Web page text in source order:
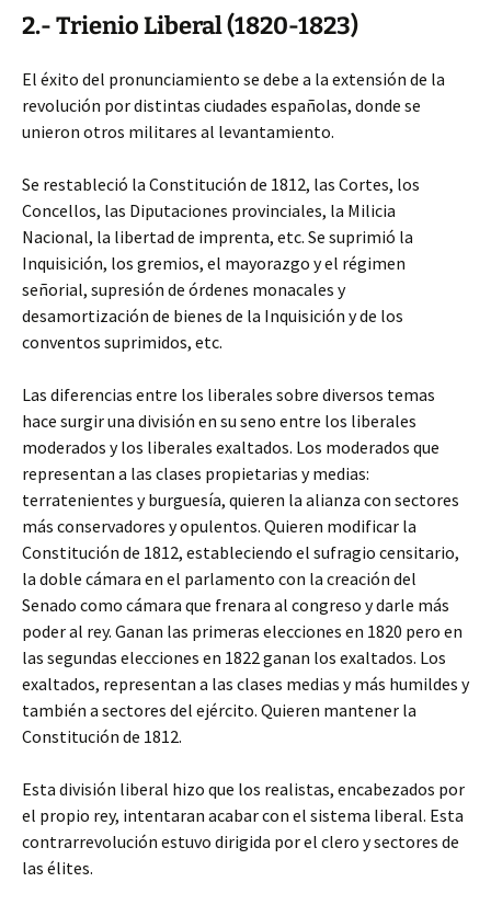
2.- Trienio Liberal (1820-1823)
El éxito del pronunciamiento se debe a la extensión de la
revolución por distintas ciudades españolas, donde se
unieron otros militares al levantamiento.
Se restableció la Constitución de 1812, las Cortes, los
Concellos, las Diputaciones provinciales, la Milicia
Nacional, la libertad de imprenta, etc. Se suprimió la
Inquisición, los gremios, el mayorazgo y el régimen
señorial, supresión de órdenes monacales y
desamortización de bienes de la Inquisición y de los
conventos suprimidos, etc.
Las diferencias entre los liberales sobre diversos temas
hace surgir una división en su seno entre los liberales
moderados y los liberales exaltados. Los moderados que
representan a las clases propietarias y medias:
terratenientes y burguesía, quieren la alianza con sectores
más conservadores y opulentos. Quieren modificar la
Constitución de 1812, estableciendo el sufragio censitario,
la doble cámara en el parlamento con la creación del
Senado como cámara que frenara al congreso y darle más
poder al rey. Ganan las primeras elecciones en 1820 pero en
las segundas elecciones en 1822 ganan los exaltados. Los
exaltados, representan a las clases medias y más humildes y
también a sectores del ejército. Quieren mantener la
Constitución de 1812.
Esta división liberal hizo que los realistas, encabezados por
el propio rey, intentaran acabar con el sistema liberal. Esta
contrarrevolución estuvo dirigida por el clero y sectores de
las élites.